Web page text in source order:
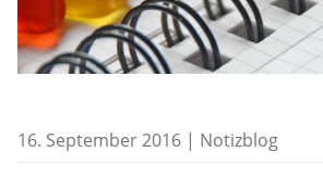
16. September 2016 | Notizblog